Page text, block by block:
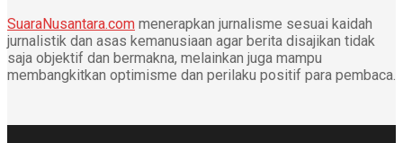
SuaraNusantara.com menerapkan jurnalisme sesuai kaidah
jurnalistik dan asas kemanusiaan agar berita disajikan tidak
saja objektif dan bermakna, melainkan juga mampu
membangkitkan optimisme dan perilaku positif para pembaca.